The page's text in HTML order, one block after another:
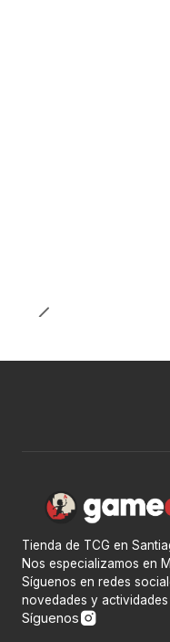
Tienda de TCG en
Nos especializamos en
Síguenos en redes
novedades y actividades
Síguenos